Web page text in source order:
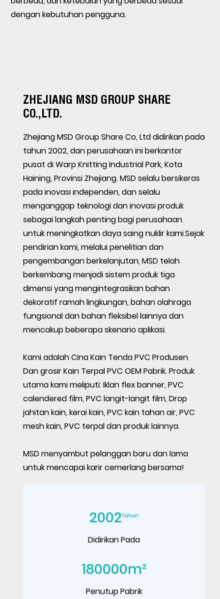
dengan kebutuhan pengguna.
ZHEJIANG MSD GROUP SHARE
CO.,LTD.
Zhejiang MSD Group Share Co, Ltd didirikan pada
tahun 2002, dan perusahaan ini berkantor
pusat di Warp Knitting Industrial Park, Kota
Haining, Provinsi Zhejiang. MSD selalu bersikeras
pada inovasi independen, dan selalu
menganggap teknologi dan inovasi produk
sebagai langkah penting bagi perusahaan
untuk meningkatkan daya saing nuklir kami.Sejak
pendirian kami, melalui penelitian dan
pengembangan berkelanjutan, MSD telah
berkembang menjadi sistem produk tiga
dimensi yang mengintegrasikan bahan
dekoratif ramah lingkungan, bahan olahraga
fungsional dan bahan fleksibel lainnya dan
mencakup beberapa skenario aplikasi.
Kami adalahCina Kain Tenda PVC Produsen
Dangrosir Kain Terpal PVC OEM Pabrik. Produk
utama kami meliputi: Iklan flex banner, PVC
calendered film, PVC langit-langit film, Drop
jahitan kain, kerai kain, PVC kain tahan air, PVC
mesh kain, PVC terpal dan produk lainnya.
MSD menyambut pelanggan baru dan lama
untuk mencapai karir cemerlang bersama!
2002Tahun
Didirikan Pada
180000m²
Penutup Pabrik